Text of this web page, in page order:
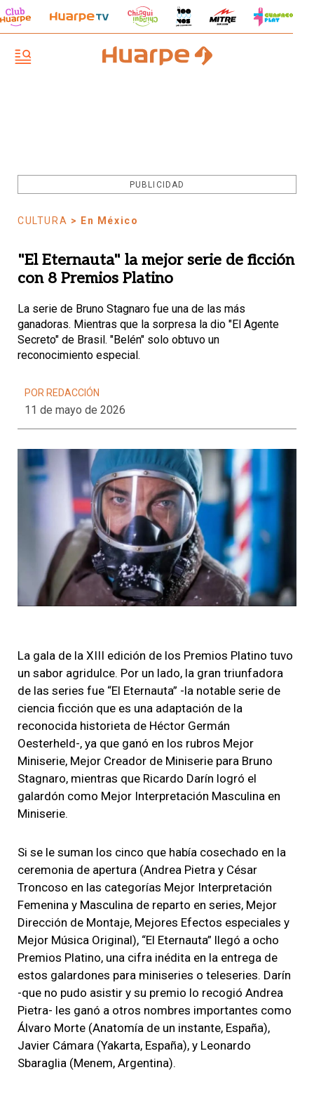
PUBLICIDAD
CULTURA > En México
"El Eternauta" la mejor serie de ficción
con 8 Premios Platino
La serie de Bruno Stagnaro fue una de las más
ganadoras. Mientras que la sorpresa la dio "El Agente
Secreto" de Brasil. "Belén" solo obtuvo un
reconocimiento especial.
POR REDACCIÓN
11 de mayo de 2026
La gala de la XIII edición de los Premios Platino tuvo
un sabor agridulce. Por un lado, la gran triunfadora
de las series fue “El Eternauta” -la notable serie de
ciencia ficción que es una adaptación de la
reconocida historieta de Héctor Germán
Oesterheld-, ya que ganó en los rubros Mejor
Miniserie, Mejor Creador de Miniserie para Bruno
Stagnaro, mientras que Ricardo Darín logró el
galardón como Mejor Interpretación Masculina en
Miniserie.
Si se le suman los cinco que había cosechado en la
ceremonia de apertura (Andrea Pietra y César
Troncoso en las categorías Mejor Interpretación
Femenina y Masculina de reparto en series, Mejor
Dirección de Montaje, Mejores Efectos especiales y
Mejor Música Original), “El Eternauta” llegó a ocho
Premios Platino, una cifra inédita en la entrega de
estos galardones para miniseries o teleseries. Darín
-que no pudo asistir y su premio lo recogió Andrea
Pietra- les ganó a otros nombres importantes como
Álvaro Morte (Anatomía de un instante, España),
Javier Cámara (Yakarta, España), y Leonardo
Sbaraglia (Menem, Argentina).